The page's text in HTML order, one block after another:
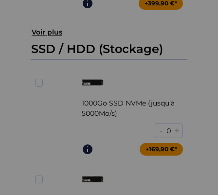
+399,90 €*
Voir plus
SSD / HDD (Stockage)
1000Go SSD NVMe (jusqu’à
5000Mo/s)
- 0 +
+169,90 €*